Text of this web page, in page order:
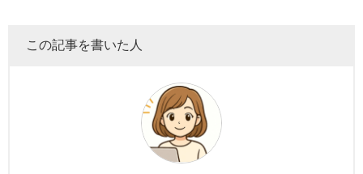
この記事を書いた人